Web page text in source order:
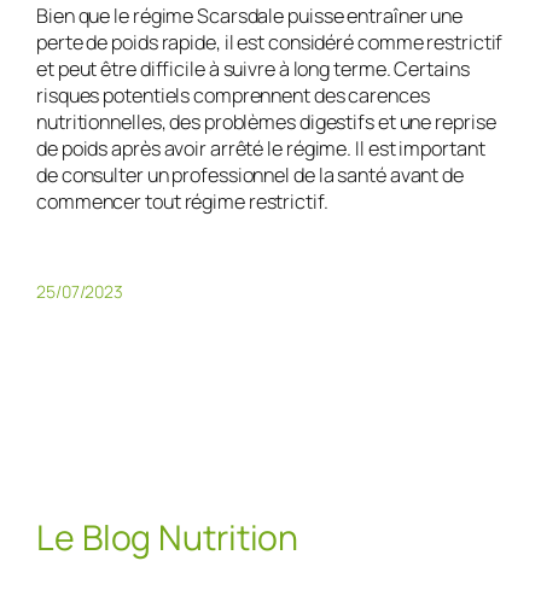
Bien que le régime Scarsdale puisse entraîner une
perte de poids rapide, il est considéré comme restrictif
et peut être difficile à suivre à long terme. Certains
risques potentiels comprennent des carences
nutritionnelles, des problèmes digestifs et une reprise
de poids après avoir arrêté le régime. Il est important
de consulter un professionnel de la santé avant de
commencer tout régime restrictif.
25/07/2023
Le Blog Nutrition